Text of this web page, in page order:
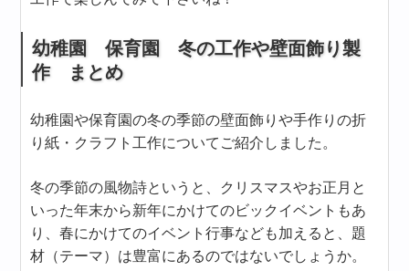
幼稚園 保育園 冬の工作や壁面飾り製
作 まとめ
幼稚園や保育園の冬の季節の壁面飾りや手作りの折
り紙・クラフト工作についてご紹介しました。
冬の季節の風物詩というと、クリスマスやお正月と
いった年末から新年にかけてのビックイベントもあ
り、春にかけてのイベント行事なども加えると、題
材（テーマ）は豊富にあるのではないでしょうか。